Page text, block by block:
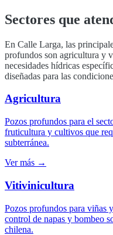
Sectores que
En Calle Larga, las
profundos son agricultura y
necesidades hídricas
diseñadas para las
Agricultura
Pozos profundos para el
fruticultura y cultivos que
subterránea.
Ver más →
Vitivinicultura
Pozos profundos para viñas
control de napas y bombeo
chilena.